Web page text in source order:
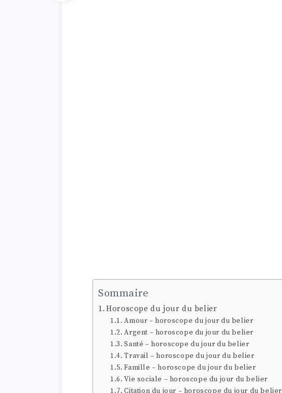
Sommaire
Horoscope du jour du belier
Amour – horoscope du jour du belier
Argent – horoscope du jour du belier
Santé – horoscope du jour du belier
Travail – horoscope du jour du belier
Famille – horoscope du jour du belier
Vie sociale – horoscope du jour du belier
Citation du jour – horoscope du jour du belier